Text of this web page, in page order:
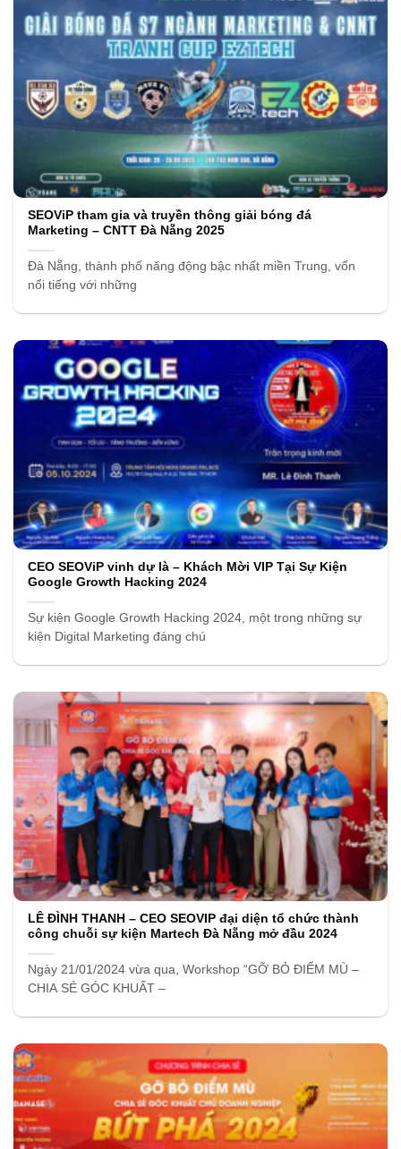
SEOViP tham gia và truyền thông giải bóng đá
Marketing – CNTT Đà Nẵng 2025
Đà Nẵng, thành phố năng động bậc nhất miền Trung, vốn
nổi tiếng với những
CEO SEOViP vinh dự là – Khách Mời VIP Tại Sự Kiện
Google Growth Hacking 2024
Sự kiện Google Growth Hacking 2024, một trong những sự
kiện Digital Marketing đáng chú
LÊ ĐÌNH THANH – CEO SEOVIP đại diện tổ chức thành
công chuỗi sự kiện Martech Đà Nẵng mở đầu 2024
Ngày 21/01/2024 vừa qua, Workshop “GỠ BỎ ĐIỂM MÙ –
CHIA SẺ GÓC KHUẤT –